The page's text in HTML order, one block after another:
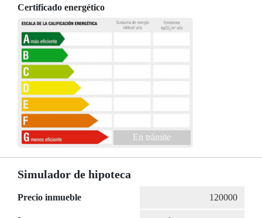
Certificado energético
En trámite
Simulador de hipoteca
Precio inmueble